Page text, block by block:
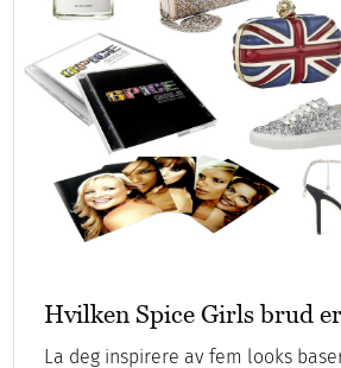
Hvilken Spice Girls brud
La deg inspirere av fem looks